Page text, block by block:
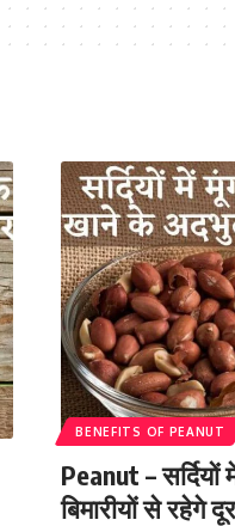
BENEFITS OF PEANUT
Peanut –
बिमारीयों से रहेगे